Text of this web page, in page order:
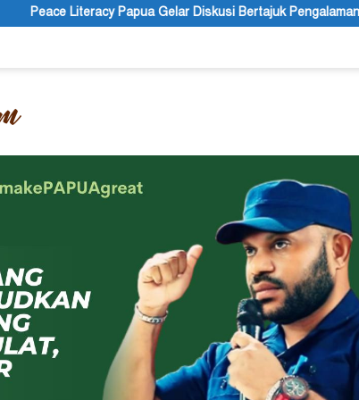
Diskusi Bertajuk Pengalaman Sebagai Sumber Pengetahuan